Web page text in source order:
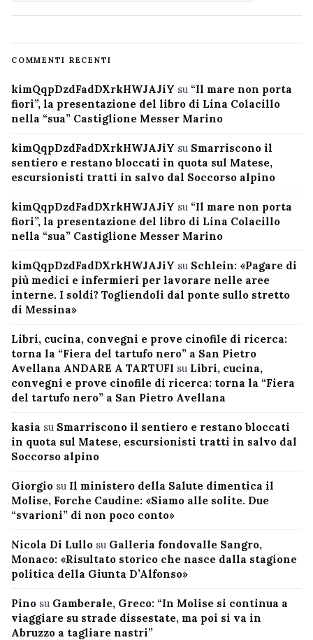
COMMENTI RECENTI
kimQqpDzdFadDXrkHWJAJiY su “Il mare non porta
fiori”, la presentazione del libro di Lina Colacillo
nella “sua” Castiglione Messer Marino
kimQqpDzdFadDXrkHWJAJiY su Smarriscono il
sentiero e restano bloccati in quota sul Matese,
escursionisti tratti in salvo dal Soccorso alpino
kimQqpDzdFadDXrkHWJAJiY su “Il mare non porta
fiori”, la presentazione del libro di Lina Colacillo
nella “sua” Castiglione Messer Marino
kimQqpDzdFadDXrkHWJAJiY su Schlein: «Pagare di
più medici e infermieri per lavorare nelle aree
interne. I soldi? Togliendoli dal ponte sullo stretto
di Messina»
Libri, cucina, convegni e prove cinofile di ricerca:
torna la “Fiera del tartufo nero” a San Pietro
Avellana ANDARE A TARTUFI su Libri, cucina,
convegni e prove cinofile di ricerca: torna la “Fiera
del tartufo nero” a San Pietro Avellana
kasia su Smarriscono il sentiero e restano bloccati
in quota sul Matese, escursionisti tratti in salvo dal
Soccorso alpino
Giorgio su Il ministero della Salute dimentica il
Molise, Forche Caudine: «Siamo alle solite. Due
“svarioni” di non poco conto»
Nicola Di Lullo su Galleria fondovalle Sangro,
Monaco: «Risultato storico che nasce dalla stagione
politica della Giunta D’Alfonso»
Pino su Gamberale, Greco: “In Molise si continua a
viaggiare su strade dissestate, ma poi si va in
Abruzzo a tagliare nastri”